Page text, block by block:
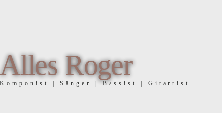
Alles Roger
Komponist | Sänger | Bassist | Gitarrist